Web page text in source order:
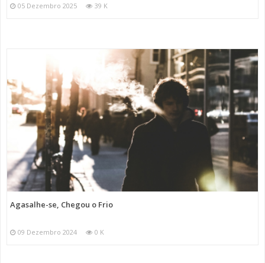
05 Dezembro 2025 39 K
Agasalhe-se, Chegou o Frio
09 Dezembro 2024 0 K